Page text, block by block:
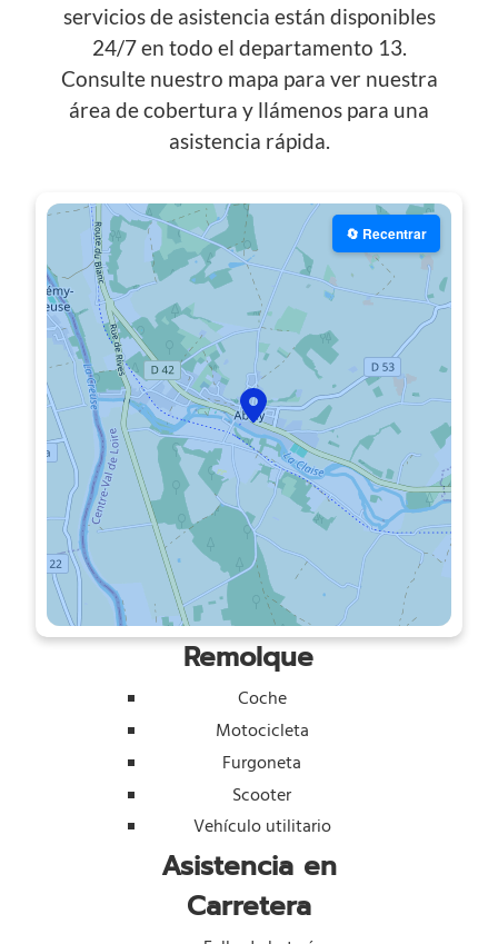
servicios de asistencia están disponibles
24/7 en todo el departamento 13.
Consulte nuestro mapa para ver nuestra
área de cobertura y llámenos para una
asistencia rápida.
🔄 Recentrar
Remolque
Coche
Motocicleta
Furgoneta
Scooter
Vehículo utilitario
Asistencia en
Carretera